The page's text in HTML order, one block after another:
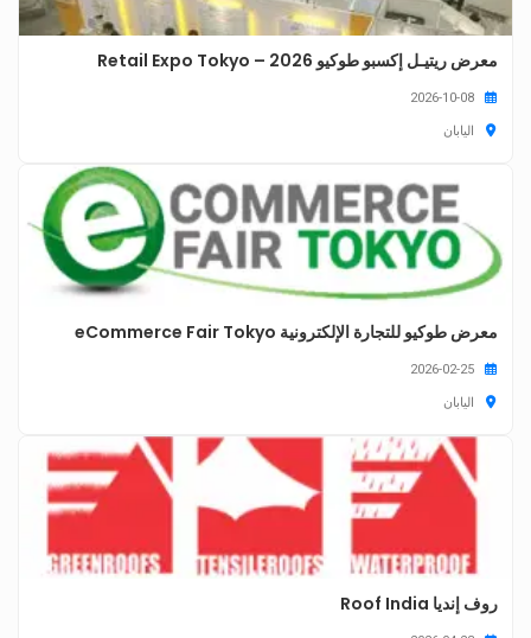
معرض ريتيـل إكسبو طوكيو 2026 – Retail Expo Tokyo
اليابان
معرض طوكيو للتجارة الإلكترونية eCommerce Fair Tokyo
اليابان
روف إنديا Roof India